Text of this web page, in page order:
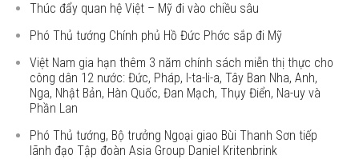
Thúc đẩy quan hệ Việt – Mỹ đi vào chiều sâu
Phó Thủ tướng Chính phủ Hồ Đức Phớc sắp đi Mỹ
Việt Nam gia hạn thêm 3 năm chính sách miễn thị thực cho
công dân 12 nước: Đức, Pháp, I-ta-li-a, Tây Ban Nha, Anh,
Nga, Nhật Bản, Hàn Quốc, Đan Mạch, Thụy Điển, Na-uy và
Phần Lan
Phó Thủ tướng, Bộ trưởng Ngoại giao Bùi Thanh Sơn tiếp
lãnh đạo Tập đoàn Asia Group Daniel Kritenbrink